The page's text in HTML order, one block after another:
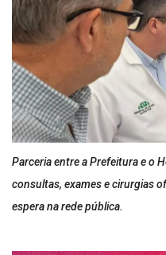
Parceria entre a Prefeitura e o
consultas, exames e cirurgias
espera na rede pública.